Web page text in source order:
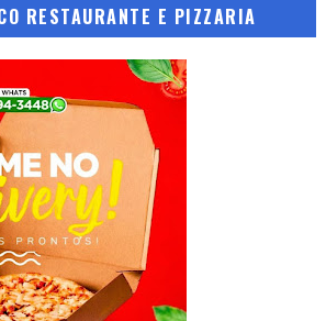
RESTAURANTE E PIZZARIA